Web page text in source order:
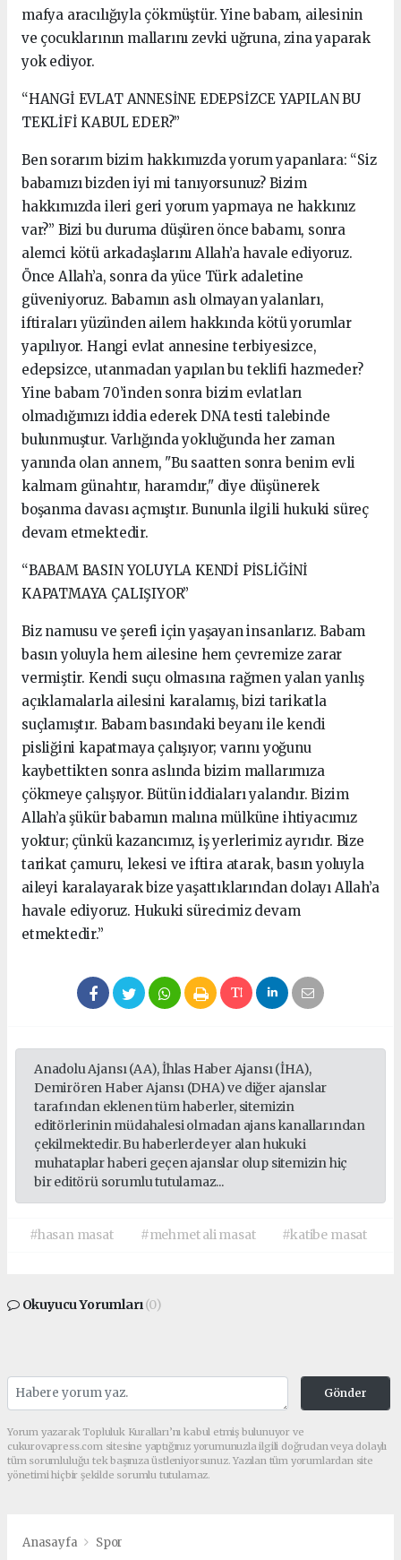
mafya aracılığıyla çökmüştür. Yine babam, ailesinin
ve çocuklarının mallarını zevki uğruna, zina yaparak
yok ediyor.
“HANGİ EVLAT ANNESİNE EDEPSİZCE YAPILAN BU
TEKLİFİ KABUL EDER?”
Ben sorarım bizim hakkımızda yorum yapanlara: “Siz
babamızı bizden iyi mi tanıyorsunuz? Bizim
hakkımızda ileri geri yorum yapmaya ne hakkınız
var?” Bizi bu duruma düşüren önce babamı, sonra
alemci kötü arkadaşlarını Allah’a havale ediyoruz.
Önce Allah’a, sonra da yüce Türk adaletine
güveniyoruz. Babamın aslı olmayan yalanları,
iftiraları yüzünden ailem hakkında kötü yorumlar
yapılıyor. Hangi evlat annesine terbiyesizce,
edepsizce, utanmadan yapılan bu teklifi hazmeder?
Yine babam 70’inden sonra bizim evlatları
olmadığımızı iddia ederek DNA testi talebinde
bulunmuştur. Varlığında yokluğunda her zaman
yanında olan annem, "Bu saatten sonra benim evli
kalmam günahtır, haramdır," diye düşünerek
boşanma davası açmıştır. Bununla ilgili hukuki süreç
devam etmektedir.
“BABAM BASIN YOLUYLA KENDİ PİSLİĞİNİ
KAPATMAYA ÇALIŞIYOR”
Biz namusu ve şerefi için yaşayan insanlarız. Babam
basın yoluyla hem ailesine hem çevremize zarar
vermiştir. Kendi suçu olmasına rağmen yalan yanlış
açıklamalarla ailesini karalamış, bizi tarikatla
suçlamıştır. Babam basındaki beyanı ile kendi
pisliğini kapatmaya çalışıyor; varını yoğunu
kaybettikten sonra aslında bizim mallarımıza
çökmeye çalışıyor. Bütün iddiaları yalandır. Bizim
Allah’a şükür babamın malına mülküne ihtiyacımız
yoktur; çünkü kazancımız, iş yerlerimiz ayrıdır. Bize
tarikat çamuru, lekesi ve iftira atarak, basın yoluyla
aileyi karalayarak bize yaşattıklarından dolayı Allah’a
havale ediyoruz. Hukuki sürecimiz devam
etmektedir.”
Anadolu Ajansı (AA), İhlas Haber Ajansı (İHA),
Demirören Haber Ajansı (DHA) ve diğer ajanslar
tarafından eklenen tüm haberler, sitemizin
editörlerinin müdahalesi olmadan ajans kanallarından
çekilmektedir. Bu haberlerde yer alan hukuki
muhataplar haberi geçen ajanslar olup sitemizin hiç
bir editörü sorumlu tutulamaz...
#hasan masat #mehmet ali masat #katibe masat
Okuyucu Yorumları(0)
Gönder
Yorum yazarak Topluluk Kuralları’nı kabul etmiş bulunuyor ve
cukurovapress.com sitesine yaptığınız yorumunuzla ilgili doğrudan veya dolaylı
tüm sorumluluğu tek başınıza üstleniyorsunuz. Yazılan tüm yorumlardan site
yönetimi hiçbir şekilde sorumlu tutulamaz.
Anasayfa Spor